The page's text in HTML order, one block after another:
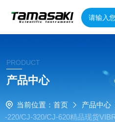
PRODUCT
产品中心
当前位置： 首页 产品中心
-220/CJ-320/CJ-620精品现货